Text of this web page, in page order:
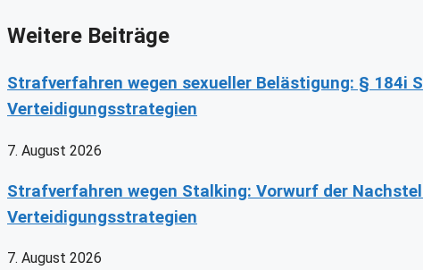
Weitere Beiträge
Strafverfahren wegen sexueller Belästigung: § 184i
Verteidigungsstrategien
7. August 2026
Strafverfahren wegen Stalking: Vorwurf der
Verteidigungsstrategien
7. August 2026